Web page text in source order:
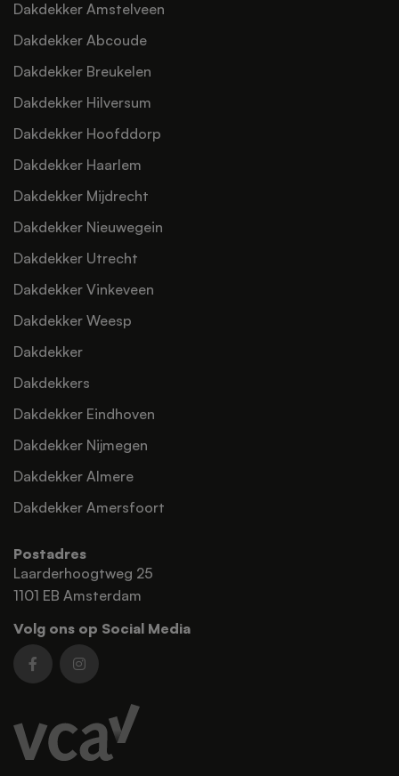
Postadres
Laarderhoogtweg 25
1101 EB Amsterdam
Volg ons op Social Media
Dakdekker Amstelveen
Dakdekker Abcoude
Dakdekker Breukelen
Dakdekker Hilversum
Dakdekker Hoofddorp
Dakdekker Haarlem
Dakdekker Mijdrecht
Dakdekker Nieuwegein
Dakdekker Utrecht
Dakdekker Vinkeveen
Dakdekker Weesp
Dakdekker
Dakdekkers
Dakdekker Eindhoven
Dakdekker Nijmegen
Dakdekker Almere
Dakdekker Amersfoort